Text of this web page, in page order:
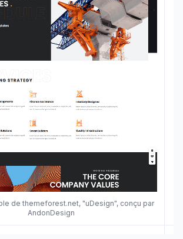
de themeforest.net, "uDesign", conçu par
AndonDesign